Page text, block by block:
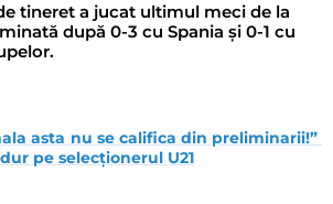
tineret a jucat ultimul meci de la
după 0-3 cu Spania și 0-1 cu
asta nu se califica din preliminarii!”
pe selecționerul U21